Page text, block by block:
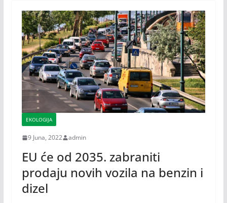
EKOLOGIJA
9 Juna, 2022 admin
EU će od 2035. zabraniti
prodaju novih vozila na benzin i
dizel